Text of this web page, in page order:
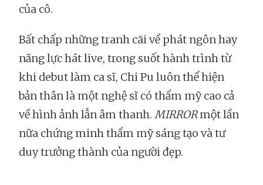
của cô.
Bất chấp những tranh cãi về phát ngôn hay
năng lực hát live, trong suốt hành trình từ
khi debut làm ca sĩ, Chi Pu luôn thể hiện
bản thân là một nghệ sĩ có thẩm mỹ cao cả
về hình ảnh lẫn âm thanh. MIRRORmột lần
nữa chứng minh thẩm mỹ sáng tạo và tư
duy trưởng thành của người đẹp.